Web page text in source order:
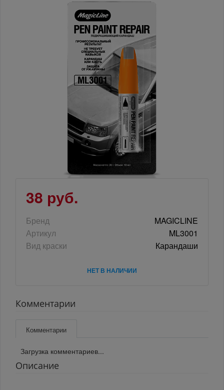
38 руб.
Бренд
MAGICLINE
Артикул
ML3001
Вид краски
Карандаши
НЕТ В НАЛИЧИИ
Комментарии
Комментарии
Загрузка комментариев...
Описание